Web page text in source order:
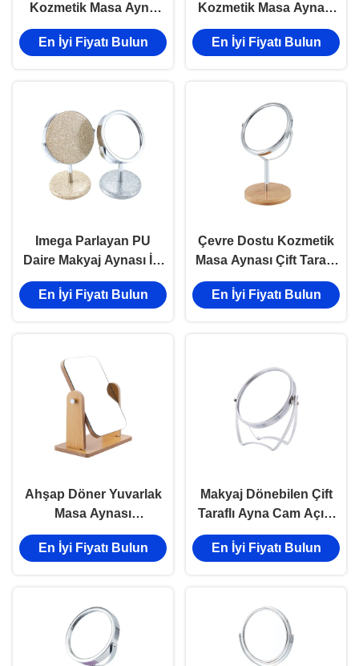
Kozmetik Masa Ayna
360 Derece Gümüş
Ayarlanabilir Açı
En İyi Fiyatı Bulun
Kozmetik Masa Aynası
Çift Taraflı Mini Gül
Masa Üstü Ayna
En İyi Fiyatı Bulun
Imega Parlayan PU
Daire Makyaj Aynası İki
Taraflı Kozmetik Sevimli
Dönebilen
En İyi Fiyatı Bulun
Çevre Dostu Kozmetik
Masa Aynası Çift Taraflı
Ahşap Masaüstü Ayna
Bambu
En İyi Fiyatı Bulun
Ahşap Döner Yuvarlak
Masa Aynası
Dikdörtgen Çift Taraflı
Makyaj Aynası
En İyi Fiyatı Bulun
Makyaj Dönebilen Çift
Taraflı Ayna Cam Açısı
için Gümüş Yuvarlak
Ayna
En İyi Fiyatı Bulun